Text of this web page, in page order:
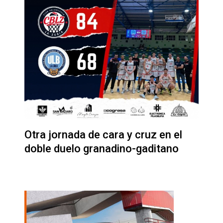
Otra jornada de cara y cruz en el
doble duelo granadino-gaditano